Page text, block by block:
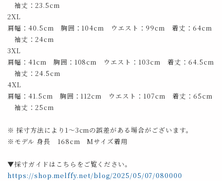
袖丈：23.5cm
2XL
肩幅：40.5cm 胸囲：104cm ウエスト：99cm 着丈：64cm
袖丈：24cm
3XL
肩幅：41cm 胸囲：108cm ウエスト：103cm 着丈：64.5cm
袖丈：24.5cm
4XL
肩幅：41.5cm 胸囲：112cm ウエスト：107cm 着丈：65cm
袖丈：25cm
※ 採寸方法により1～3cmの誤差がある場合がございます。
※モデル 身長 168cm Mサイズ着用
▼採寸ガイドはこちらをご覧ください。
https://shop.melffy.net/blog/2025/05/07/080000